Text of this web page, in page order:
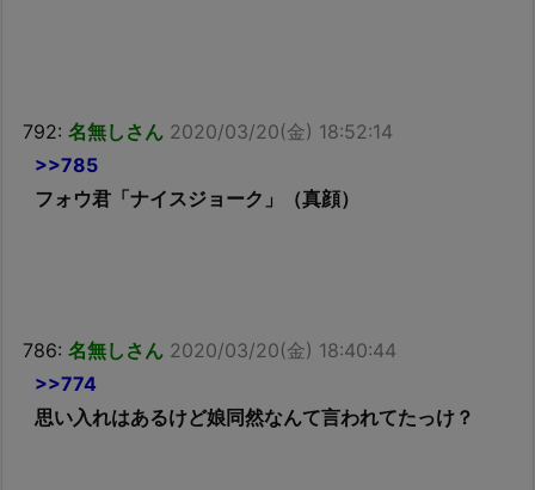
792: 名無しさん 2020/03/20(金) 18:52:14
>>785
フォウ君「ナイスジョーク」（真顔）
786: 名無しさん 2020/03/20(金) 18:40:44
>>774
思い入れはあるけど娘同然なんて言われてたっけ？